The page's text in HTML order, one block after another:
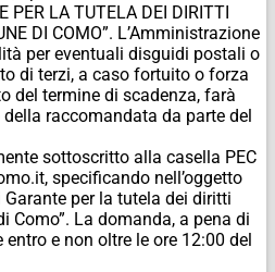
PER LA TUTELA DEI DIRITTI
DI COMO”. L’Amministrazione
per eventuali disguidi postali o
di terzi, a caso fortuito o forza
del termine di scadenza, farà
raccomandata da parte del
sottoscritto alla casella PEC
specificando nell’oggetto
per la tutela dei diritti
Como”. La domanda, a pena di
e non oltre le ore 12:00 del